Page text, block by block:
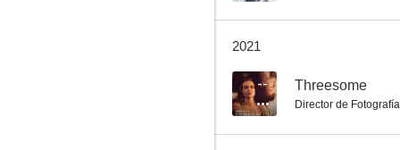
2021
-- Threesome
Director de Fotografía